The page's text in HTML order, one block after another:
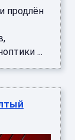
продлён
...